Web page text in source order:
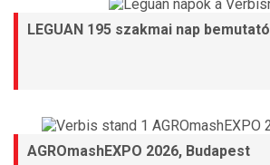
LEGUAN 195 szakmai nap bemutató
AGROmashEXPO 2026, Budapest